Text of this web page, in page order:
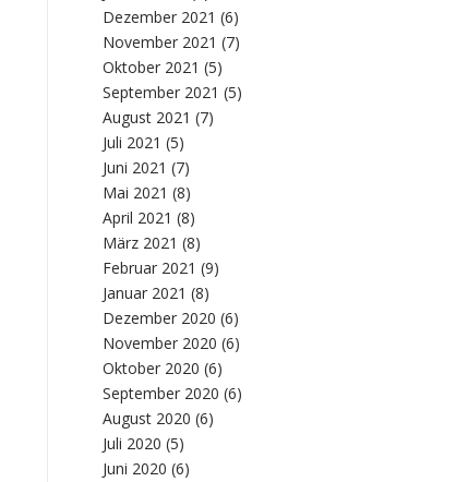
Dezember 2021 (6)
November 2021 (7)
Oktober 2021 (5)
September 2021 (5)
August 2021 (7)
Juli 2021 (5)
Juni 2021 (7)
Mai 2021 (8)
April 2021 (8)
März 2021 (8)
Februar 2021 (9)
Januar 2021 (8)
Dezember 2020 (6)
November 2020 (6)
Oktober 2020 (6)
September 2020 (6)
August 2020 (6)
Juli 2020 (5)
Juni 2020 (6)